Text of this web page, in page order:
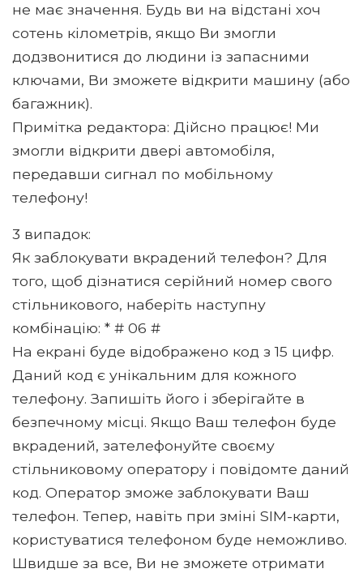
не має значення. Будь ви на відстані хоч
сотень кілометрів, якщо Ви змогли
додзвонитися до людини із запасними
ключами, Ви зможете відкрити машину (або
багажник).
Примітка редактора: Дійсно працює! Ми
змогли відкрити двері автомобіля,
передавши сигнал по мобільному
телефону!
3 випадок:
Як заблокувати вкрадений телефон? Для
того, щоб дізнатися серійний номер свого
стільникового, наберіть наступну
комбінацію: * # 06 #
На екрані буде відображено код з 15 цифр.
Даний код є унікальним для кожного
телефону. Запишіть його і зберігайте в
безпечному місці. Якщо Ваш телефон буде
вкрадений, зателефонуйте своєму
стільниковому оператору і повідомте даний
код. Оператор зможе заблокувати Ваш
телефон. Тепер, навіть при зміні SIM-карти,
користуватися телефоном буде неможливо.
Швидше за все, Ви не зможете отримати